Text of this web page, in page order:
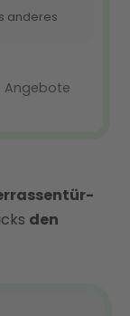
den